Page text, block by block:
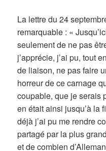
La lettre du 24
remarquable : «
seulement de ne pas
j’apprécie, j’ai pu, tout
de liaison, ne pas faire
horreur de ce carnage
coupable, que je serais
en était ainsi jusqu’à la
déjà j’ai pu me rendre
partagé par la plus
et de combien